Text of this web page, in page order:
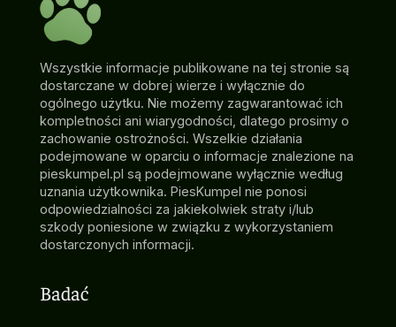
Wszystkie informacje publikowane na tej stronie są
dostarczane w dobrej wierze i wyłącznie do
ogólnego użytku. Nie możemy zagwarantować ich
kompletności ani wiarygodności, dlatego prosimy o
zachowanie ostrożności. Wszelkie działania
podejmowane w oparciu o informacje znalezione na
pieskumpel.pl są podejmowane wyłącznie według
uznania użytkownika. PiesKumpel nie ponosi
odpowiedzialności za jakiekolwiek straty i/lub
szkody poniesione w związku z wykorzystaniem
dostarczonych informacji.
Badać